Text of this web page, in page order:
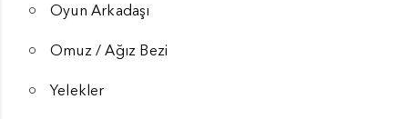
Oyun Arkadaşı
Omuz / Ağız Bezi
Yelekler